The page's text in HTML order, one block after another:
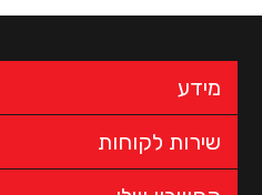
מידע
שירות לקוחות